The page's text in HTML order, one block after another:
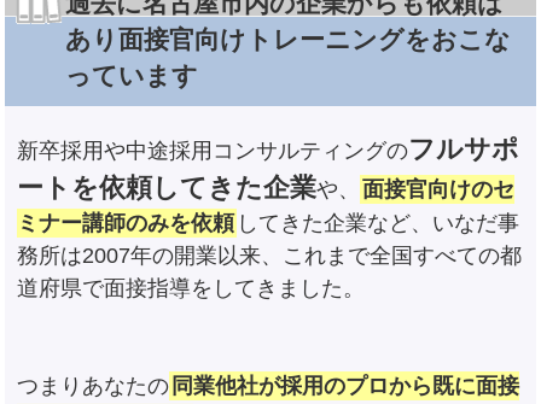
あり面接官向けトレーニングをおこな
っています
新卒採用や中途採用コンサルティングのフルサポ
ートを依頼してきた企業や、 面接官向けのセ
ミナー講師のみを依頼 してきた企業など、いなだ事
務所は2007年の開業以来、これまで全国すべての都
道府県で面接指導をしてきました。
つまりあなたの 同業他社が採用のプロから既に面接